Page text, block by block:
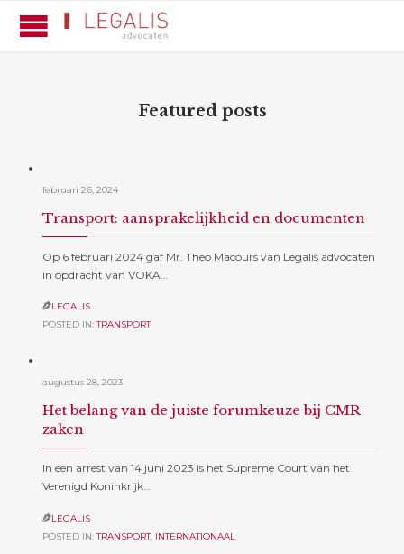
Featured posts
februari 26, 2024
Transport: aansprakelijkheid en documenten
Op 6 februari 2024 gaf Mr. Theo Macours van Legalis advocaten
in opdracht van VOKA…
LEGALIS
POSTED IN:TRANSPORT
augustus 28, 2023
Het belang van de juiste forumkeuze bij CMR-
zaken
In een arrest van 14 juni 2023 is het Supreme Court van het
Verenigd Koninkrijk…
LEGALIS
POSTED IN:TRANSPORT, INTERNATIONAAL